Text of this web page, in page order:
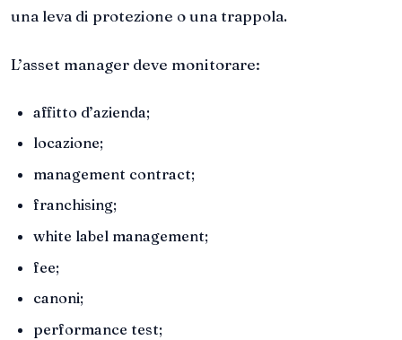
una leva di protezione o una trappola.
L’asset manager deve monitorare:
affitto d’azienda;
locazione;
management contract;
franchising;
white label management;
fee;
canoni;
performance test;